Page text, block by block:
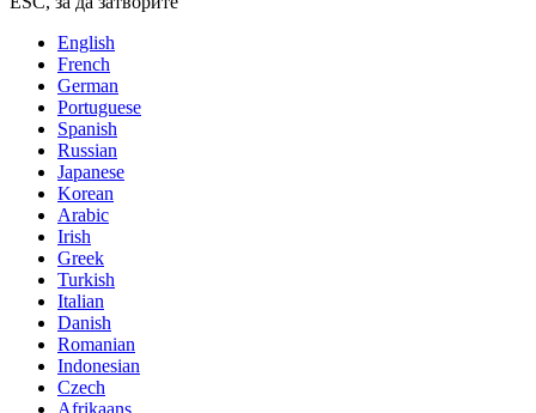
English
French
German
Portuguese
Spanish
Russian
Japanese
Korean
Arabic
Irish
Greek
Turkish
Italian
Danish
Romanian
Indonesian
Czech